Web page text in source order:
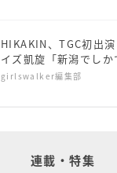
HIKAKIN、TGC初出
イズ凱旋「新潟でし
NAMICS presents
girlswalker編集部
連載・特集